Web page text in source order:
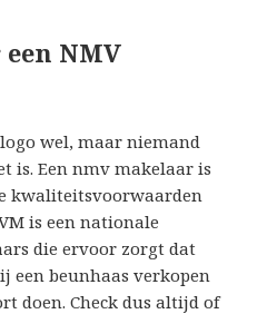
NMV
wel, maar niemand
is. Een nmv makelaar is
kwaliteitsvoorwaarden
is een nationale
die ervoor zorgt dat
een beunhaas verkopen
doen. Check dus altijd of